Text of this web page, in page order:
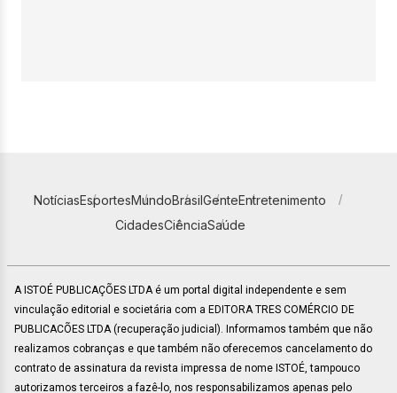
NotíciasEsportesMundoBrasilGenteEntretenimento
CidadesCiênciaSaúde
A ISTOÉ PUBLICAÇÕES LTDA é um portal digital independente e sem
vinculação editorial e societária com a EDITORA TRES COMÉRCIO DE
PUBLICACÕES LTDA (recuperação judicial). Informamos também que não
realizamos cobranças e que também não oferecemos cancelamento do
contrato de assinatura da revista impressa de nome ISTOÉ, tampouco
autorizamos terceiros a fazê-lo, nos responsabilizamos apenas pelo